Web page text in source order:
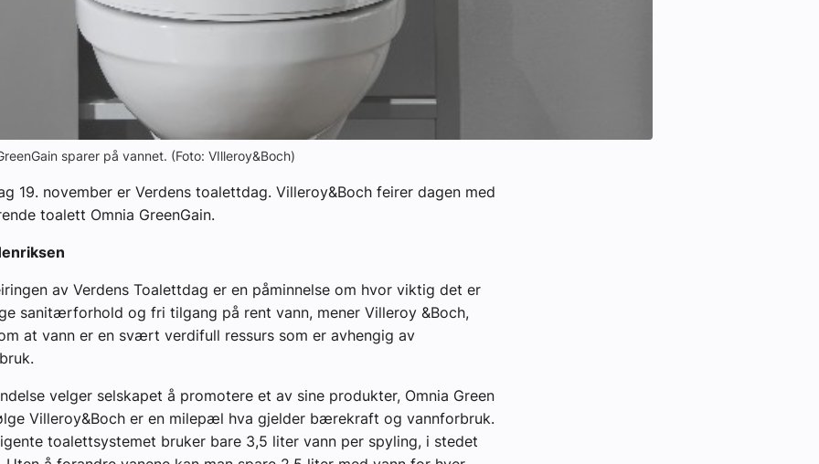
sparer på vannet. (Foto: VIlleroy&Boch)
19. november er Verdens toalettdag. Villeroy&Boch feirer dagen med
toalett Omnia GreenGain.
av Verdens Toalettdag er en påminnelse om hvor viktig det er
sanitærforhold og fri tilgang på rent vann, mener Villeroy &Boch,
at vann er en svært verdifull ressurs som er avhengig av
velger selskapet å promotere et av sine produkter, Omnia Green
Villeroy&Boch er en milepæl hva gjelder bærekraft og vannforbruk.
toalettsystemet bruker bare 3,5 liter vann per spyling, i stedet